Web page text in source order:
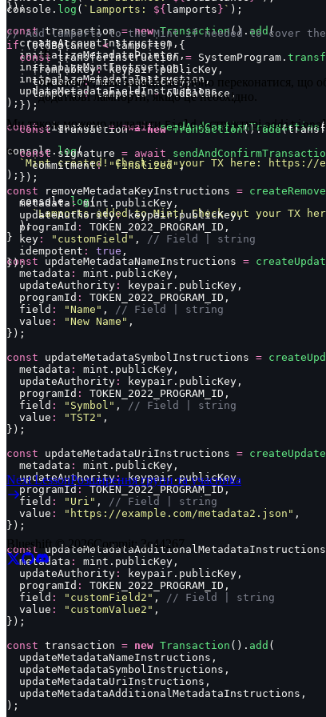
});
const transaction = new Transaction(). add (
  createAccountInstruction,
  initializeMetadataPointer,
  initializeMintInstruction,
  initializeMetadataInstruction,
  updateMetadataFieldInstructions,
);
const signature = await sendAndConfirmTransaction
console. log(
`Mint created! Check out your TX here: https://
);
console. log ( `Lamports: ${ lamports } ` );
// Add lamports to the Mint if needed to cover the
if (oldBalance < lamports) {
  const
transferInstruction = SystemProgram.
    fromPubkey
: keypair.publicKey,
    toPubkey
: mint.publicKey,
    lamports
: lamports - oldBalance,
  });
  const
transaction = new Transaction().add
  const
signature = await
    commitment
: " finalized ",
  });
  console.
log(
`Lamports added to Mint! Check out your TX
  );
}
const updateMetadataNameInstructions =
  metadata
:
mint.publicKey,
  updateAuthority
:
keypair.publicKey,
  programId
:
TOKEN_2022_PROGRAM_ID,
  field
: "Name " , // Field | string
  value
: "New Name " ,
});
const updateMetadataSymbolInstructions =
  metadata
:
mint.publicKey,
  updateAuthority
:
keypair.publicKey,
  programId
:
TOKEN_2022_PROGRAM_ID,
  field
: " Symbol " , // Field | string
  value
: "TST2 " ,
});
const updateMetadataUriInstructions =
  metadata
:
mint.publicKey,
  updateAuthority
: keypair.publicKey,
  programId
: TOKEN_2022_PROGRAM_ID,
  field
: " Uri " , // Field | string
  value
: " https://example.com/metadata2.json " ,
});
const updateMetadataAdditionalMetadataInstructions
  metadata
:
mint.publicKey,
  updateAuthority
:
keypair.publicKey,
  programId
:
TOKEN_2022_PROGRAM_ID,
  field
: " customField2 " , // Field | string
  value
: " customValue2 " ,
});
const transaction = new Transaction (). add (
  updateMetadataNameInstructions,
  updateMetadataSymbolInstructions,
  updateMetadataUriInstructions,
  updateMetadataAdditionalMetadataInstructions,
);
Як бачите, нам завжди потрібно переконатися, що
додаткові лампорти, якщо це необхідно.
Ми також можемо видалитиFieldу структурі
ts
const removeMetadataKeyInstructions =
  metadata
: mint.publicKey,
  updateAuthority
: keypair.publicKey,
  programId
:
TOKEN_2022_PROGRAM_ID,
  key
: " customField " , // Field | string
  idempotent
: true ,
});
Next LessonРозширення групи та учасника
Blueshift © 2026Commit: 3c44267